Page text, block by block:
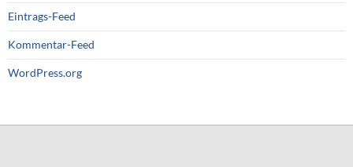
Eintrags-Feed
Kommentar-Feed
WordPress.org